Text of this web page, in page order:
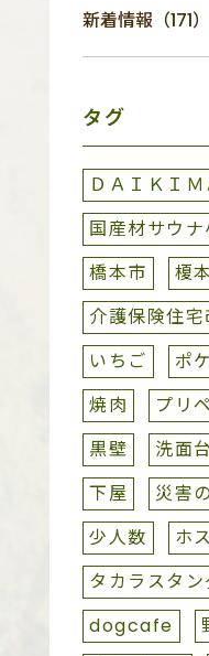
新着情報（171）
タグ
ＤＡＩＫＩＭ
国産材サウナ
橋本市
榎本
介護保険住宅
いちご
ポ
焼肉
プリ
黒壁
洗面
下屋
災害
少人数
ホ
タカラスタ
dogcafe